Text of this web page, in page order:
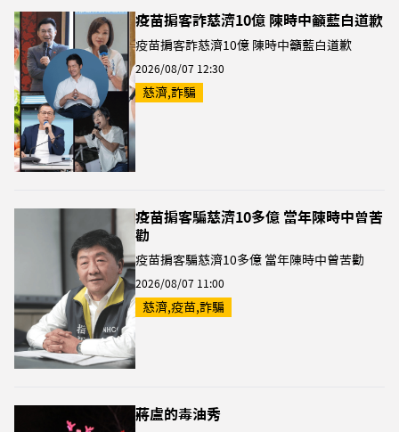
疫苗掮客詐慈濟10億 陳時中籲藍白道歉
疫苗掮客詐慈濟10億 陳時中籲藍白道歉
2026/08/07 12:30
慈濟,詐騙
疫苗掮客騙慈濟10多億 當年陳時中曾苦
勸
疫苗掮客騙慈濟10多億 當年陳時中曾苦勸
2026/08/07 11:00
慈濟,疫苗,詐騙
蔣盧的毒油秀